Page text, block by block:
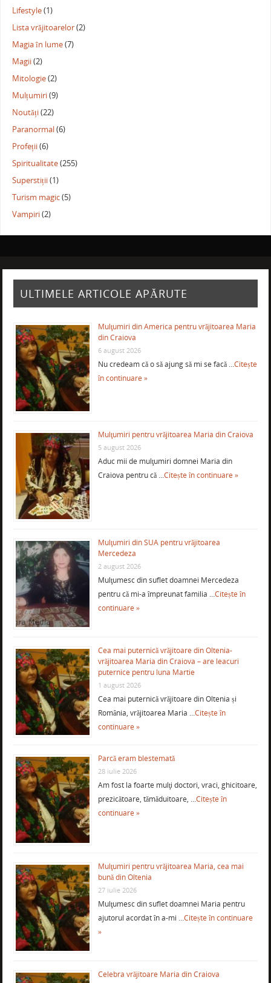
Lifestyle(1)
Lista vrăjitoarelor(2)
Magia în lume(7)
Magii(2)
Mitologie(2)
Mulțumiri(9)
Noutăți(22)
Paranormal(6)
Profeții(6)
Spiritualitate(255)
Superstiții(1)
Turism magic(5)
Vampiri(2)
ULTIMELE ARTICOLE APĂRUTE
Mulţumiri din America pentru vrăjitoarea Maria
din Craiova
6 august 2026
Nu credeam că o să ajung să mi se facă …Citește
în continuare »
Mulţumiri pentru vrăjitoarea Maria din Craiova
5 august 2026
Aduc mii de mulţumiri domnei Maria din
Craiova pentru că …Citește în continuare »
Mulţumiri din SUA pentru vrăjitoarea
Mercedeza
2 august 2026
Mulţumesc din suflet doamnei Mercedeza
pentru că mi-a împreunat familia …Citește în
continuare »
Cea mai puternică vrăjitoare din Oltenia-
vrăjitoarea Maria din Craiova – are leacuri
puternice pentru luna Martie
1 august 2026
Cea mai puternică vrăjitoare din Oltenia și
România, vrăjitoarea Maria …Citește în
continuare »
Parcă eram blestemată
28 iulie 2026
Am fost la foarte mulţi doctori, vraci, ghicitoare,
prezicătoare, tămăduitoare, …Citește în
continuare »
Mulţumiri pentru vrăjitoarea Maria, cea mai
bună din Oltenia
27 iulie 2026
Mulţumesc din suflet doamnei Maria pentru
ajutorul acordat în a-mi …Citește în continuare
»
Celebra vrăjitoare Maria din Craiova